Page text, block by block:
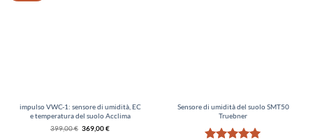
impulso VWC-1: sensore di umidità, EC
e temperatura del suolo Acclima
399,00€ Il
prezzo
369,00€Il
Sensore di umidità del suolo SMT50
Truebner